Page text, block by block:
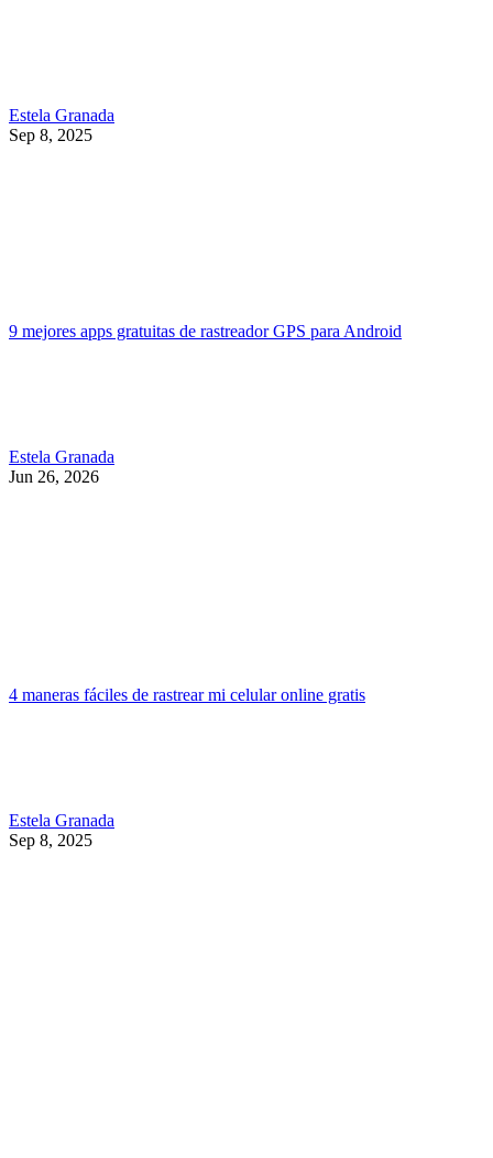
Estela Granada
Sep 8, 2025
9 mejores apps gratuitas de rastreador GPS para Android
Estela Granada
Jun 26, 2026
4 maneras fáciles de rastrear mi celular online gratis
Estela Granada
Sep 8, 2025